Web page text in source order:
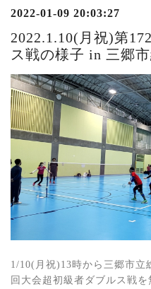
2022-01-09 20:03:27
2022.1.10(月祝)第
ス戦の様子 in 三郷
1/10(月祝)13時から三郷市立
回大会超初級者ダブルス戦